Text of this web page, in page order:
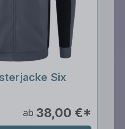
Six
ab 38,00 €*